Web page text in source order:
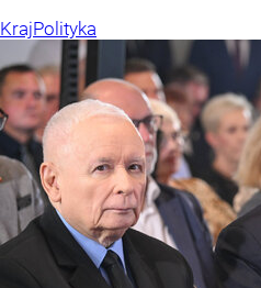
KrajPolityka